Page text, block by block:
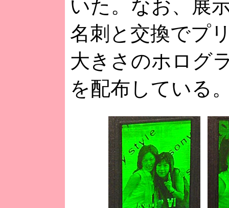
いた。なお、展
名刺と交換でプ
大きさのホログ
を配布している